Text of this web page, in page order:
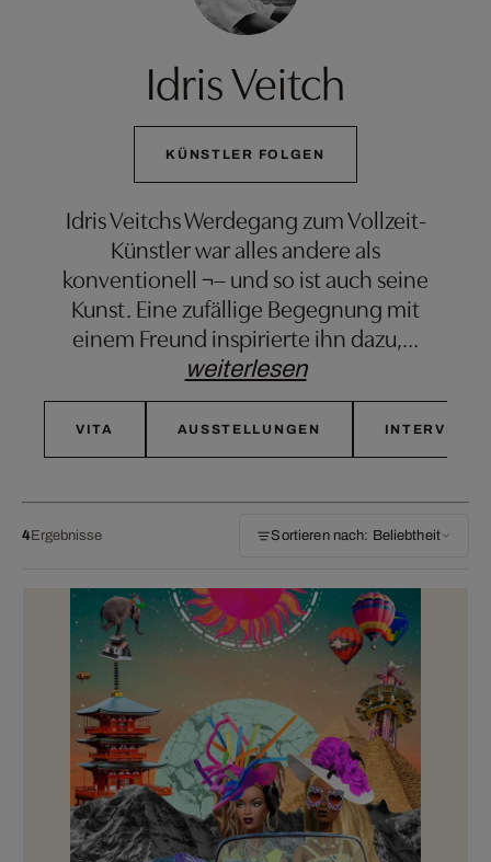
Idris Veitch
KÜNSTLER FOLGEN
Idris Veitchs Werdegang zum Vollzeit-
Künstler war alles andere als
konventionell ¬– und so ist auch seine
Kunst. Eine zufällige Begegnung mit
einem Freund inspirierte ihn dazu,…
weiterlesen
VITA AUSSTELLUNGEN INTERVIEW
4Ergebnisse Sortieren nach: Beliebtheit